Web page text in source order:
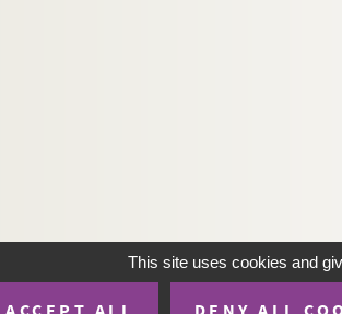
This site uses cookies and
ALL DENY ALL